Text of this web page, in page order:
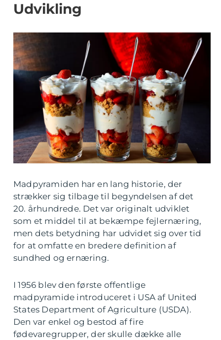
Udvikling
Madpyramiden har en lang historie, der
strækker sig tilbage til begyndelsen af det
20. århundrede. Det var originalt udviklet
som et middel til at bekæmpe fejlernæring,
men dets betydning har udvidet sig over tid
for at omfatte en bredere definition af
sundhed og ernæring.
I 1956 blev den første offentlige
madpyramide introduceret i USA af United
States Department of Agriculture (USDA).
Den var enkel og bestod af fire
fødevaregrupper, der skulle dække alle